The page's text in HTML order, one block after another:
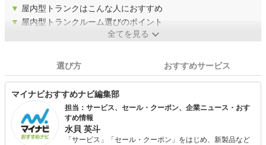
▼ 屋内型トランクはこんな人におすすめ
▼ 屋内型トランクルーム選びのポイント
全てを見る
選び方 おすすめサービス
マイナビおすすめナビ編集部
担当：サービス、セール・クーポン、企業ニュース・おす
すめ情報
水貝 英斗
「サービス」「セール・クーポン」をはじめ、新製品など